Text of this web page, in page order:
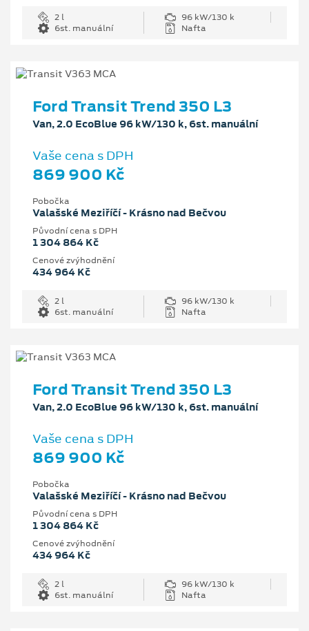
2 l
96 kW/130 k
6st. manuální
Nafta
Ford Transit Trend 350 L3
Van, 2.0 EcoBlue 96 kW/130 k, 6st. manuální
Vaše cena s DPH
869 900 Kč
Pobočka
Valašské Meziříčí - Krásno nad Bečvou
Původní cena s DPH
1 304 864 Kč
Cenové zvýhodnění
434 964 Kč
2 l
96 kW/130 k
6st. manuální
Nafta
Ford Transit Trend 350 L3
Van, 2.0 EcoBlue 96 kW/130 k, 6st. manuální
Vaše cena s DPH
869 900 Kč
Pobočka
Valašské Meziříčí - Krásno nad Bečvou
Původní cena s DPH
1 304 864 Kč
Cenové zvýhodnění
434 964 Kč
2 l
96 kW/130 k
6st. manuální
Nafta